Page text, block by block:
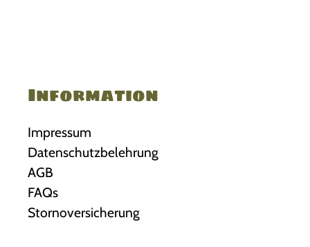
Information
Impressum
Datenschutzbelehrung
AGB
FAQs
Stornoversicherung